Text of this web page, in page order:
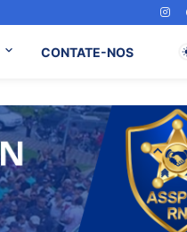
CONTATE-NOS